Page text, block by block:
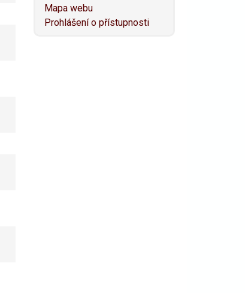
Mapa webu
Prohlášení o přístupnosti